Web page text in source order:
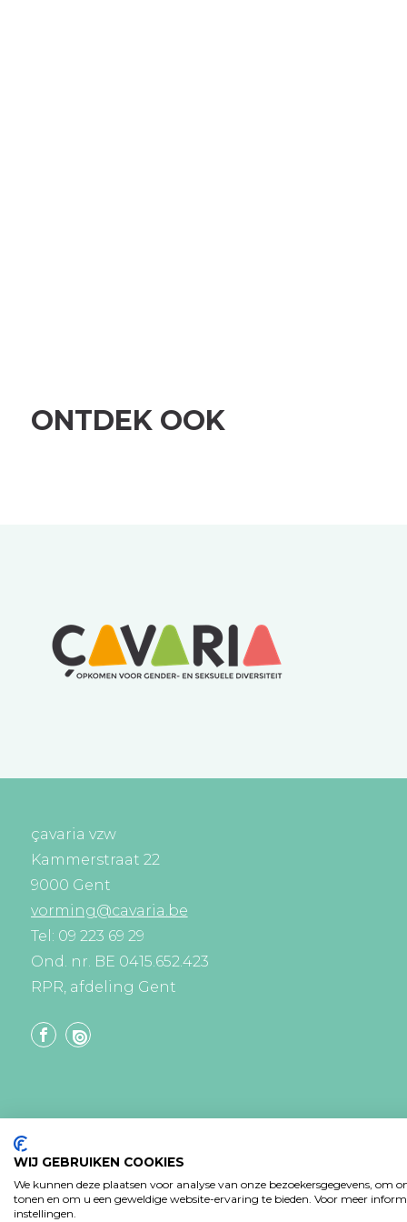
ONTDEK OOK
çavaria vzw
Kammerstraat 22
9000 Gent
vorming@cavaria.be
Tel: 09 223 69 29
Ond. nr. BE 0415.652.423
RPR, afdeling Gent
WIJ GEBRUIKEN COOKIES
We kunnen deze plaatsen voor analyse van onze bezoekersgegevens, om
tonen en om u een geweldige website-ervaring te bieden. Voor meer
instellingen.